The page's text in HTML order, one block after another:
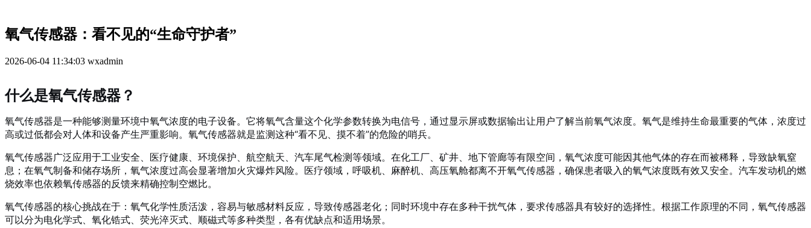
氧气传感器：看不见的“生命守护者”
2026-06-04 11:34:03 wxadmin
什么是氧气传感器？
氧气传感器是一种能够测量环境中氧气浓度的电子设备。它将氧气含量这个化学参数转换为电信号，通过显示屏或数据输出让用户了解当前氧气浓度。氧气是维持生命最重要的气体，浓度过
高或过低都会对人体和设备产生严重影响。氧气传感器就是监测这种“看不见、摸不着”的危险的哨兵。
氧气传感器广泛应用于工业安全、医疗健康、环境保护、航空航天、汽车尾气检测等领域。在化工厂、矿井、地下管廊等有限空间，氧气浓度可能因其他气体的存在而被稀释，导致缺氧窒
息；在氧气制备和储存场所，氧气浓度过高会显著增加火灾爆炸风险。医疗领域，呼吸机、麻醉机、高压氧舱都离不开氧气传感器，确保患者吸入的氧气浓度既有效又安全。汽车发动机的燃
烧效率也依赖氧传感器的反馈来精确控制空燃比。
氧气传感器的核心挑战在于：氧气化学性质活泼，容易与敏感材料反应，导致传感器老化；同时环境中存在多种干扰气体，要求传感器具有较好的选择性。根据工作原理的不同，氧气传感器
可以分为电化学式、氧化锆式、荧光淬灭式、顺磁式等多种类型，各有优缺点和适用场景。